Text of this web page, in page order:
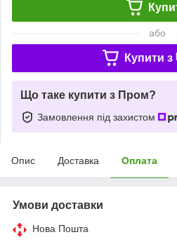
або
Купити з
Що таке купити з Пром?
Замовлення під захистом
Опис Доставка Оплата
Умови доставки
Нова Пошта